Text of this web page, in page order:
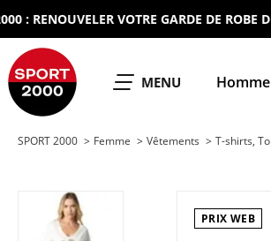
VOTRE GARDE DE ROBE DU
OUVRIR LE
MENU Homme
SPORT 2000 Femme Vêtements T-shirts,
PRIX WEB